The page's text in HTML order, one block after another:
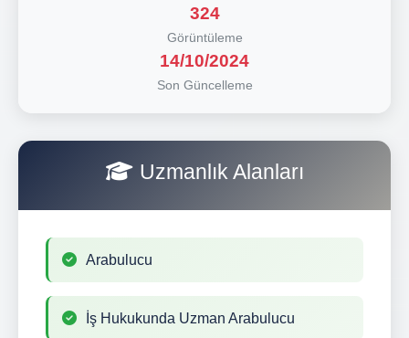
324
Görüntüleme
14/10/2024
Son Güncelleme
Uzmanlık Alanları
Arabulucu
İş Hukukunda Uzman Arabulucu